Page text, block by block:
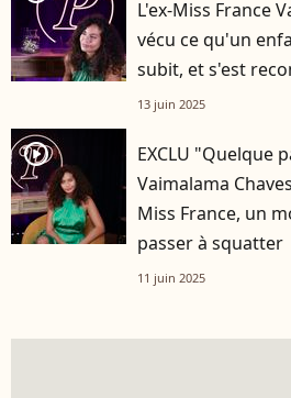
L'ex-Miss France
vécu ce qu'un
subit, et s'est
13 juin 2025
player2
EXCLU "Quelque
Vaimalama
Miss France, un
passer à squatter
11 juin 2025